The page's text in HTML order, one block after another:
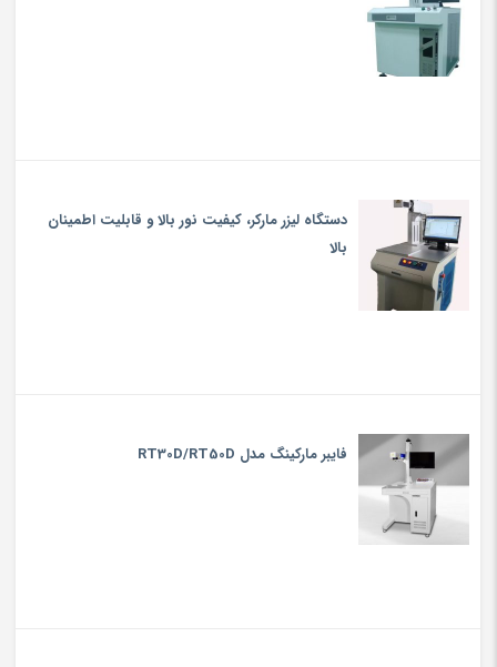
دستگاه لیزر مارکر، کیفیت نور بالا و قابلیت اطمینان
بالا
فایبر مارکینگ مدل RT30D/RT50D